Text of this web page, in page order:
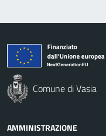
Comune di Vasia
AMMINISTRAZIONE